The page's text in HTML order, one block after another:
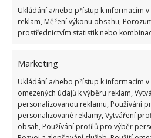
Ukládání a/nebo přístup k informacím v
reklam, Měření výkonu obsahu,
prostřednictvím statistik nebo
Marketing
Ukládání a/nebo přístup k informacím v
omezených údajů k výběru reklam,
personalizovanou reklamu, Používání
personalizované reklamy, Vytváření
obsah, Používání profilů pro výběr
pokaždé, ničemu to neškodí
mít spotřebu octa o něco
prát i méně častěji. Důležité
budou zdát tvrdé a nepříjemné.
Zdroj:Genialne